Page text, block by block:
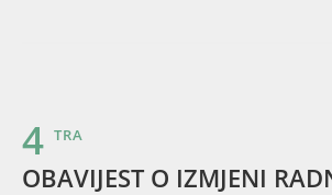
4 TRA
OBAVIJEST O IZMJENI